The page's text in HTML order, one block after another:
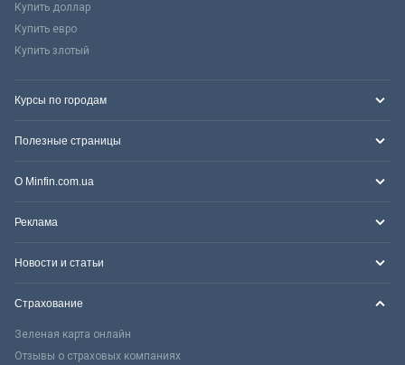
Купить доллар
Купить евро
Купить злотый
Курсы по городам
Полезные страницы
О Minfin.com.ua
Реклама
Новости и статьи
Страхование
Зеленая карта онлайн
Отзывы о страховых компаниях